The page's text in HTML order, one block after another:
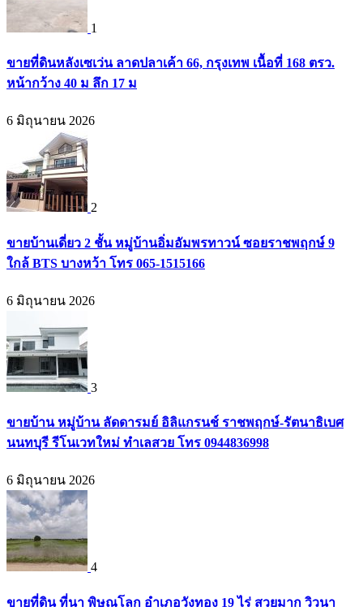
1
ขายที่ดินหลังเซเว่น ลาดปลาเค้า 66, กรุงเทพ เนื้อที่ 168 ตรว.
หน้ากว้าง 40 ม ลึก 17 ม
6 มิถุนายน 2026
2
ขายบ้านเดี่ยว 2 ชั้น หมู่บ้านอิ่มอัมพรทาวน์ ซอยราชพฤกษ์ 9
ใกล้ BTS บางหว้า โทร 065-1515166
6 มิถุนายน 2026
3
ขายบ้าน หมู่บ้าน ลัดดารมย์ อิลิแกรนช์ ราชพฤกษ์-รัตนาธิเบศ
นนทบุรี รีโนเวทใหม่ ทำเลสวย โทร 0944836998
6 มิถุนายน 2026
4
ขายที่ดิน ที่นา พิษณุโลก อำเภอวังทอง 19 ไร่ สวยมาก วิวนา